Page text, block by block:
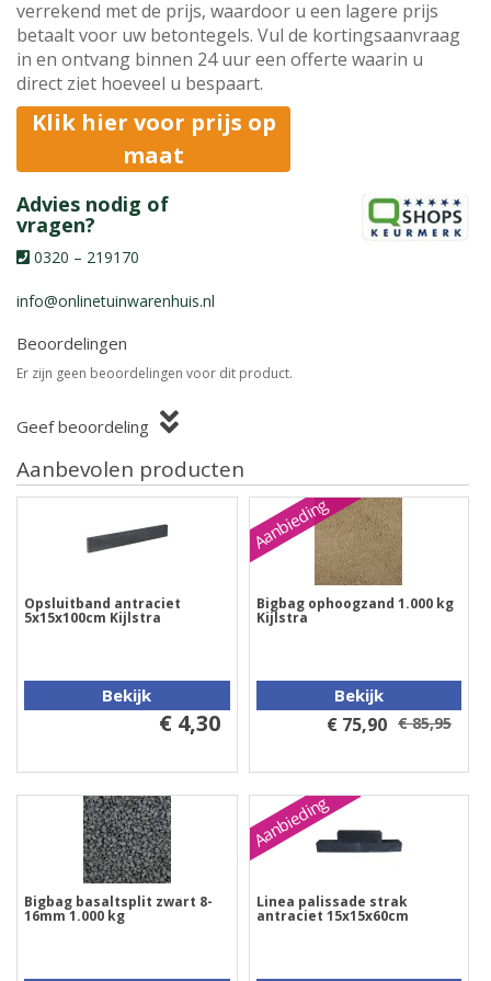
verrekend met de prijs, waardoor u een lagere prijs
betaalt voor uw betontegels. Vul de kortingsaanvraag
in en ontvang binnen 24 uur een offerte waarin u
direct ziet hoeveel u bespaart.
Klik hier voor prijs op
maat
Advies nodig of
vragen?
0320 – 219170
info@onlinetuinwarenhuis.nl
Beoordelingen
Er zijn geen beoordelingen voor dit product.
Geef beoordeling
Aanbevolen producten
Opsluitband antraciet
5x15x100cm Kijlstra
Bekijk
€ 4,30
Aanbieding
Bigbag ophoogzand 1.000 kg
Kijlstra
Bekijk
€ 75,90 € 85,95
Bigbag basaltsplit zwart 8-
16mm 1.000 kg
Aanbieding
Linea palissade strak
antraciet 15x15x60cm